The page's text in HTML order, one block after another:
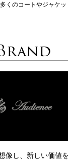
くのコートやジャケ
像し、新しい価値